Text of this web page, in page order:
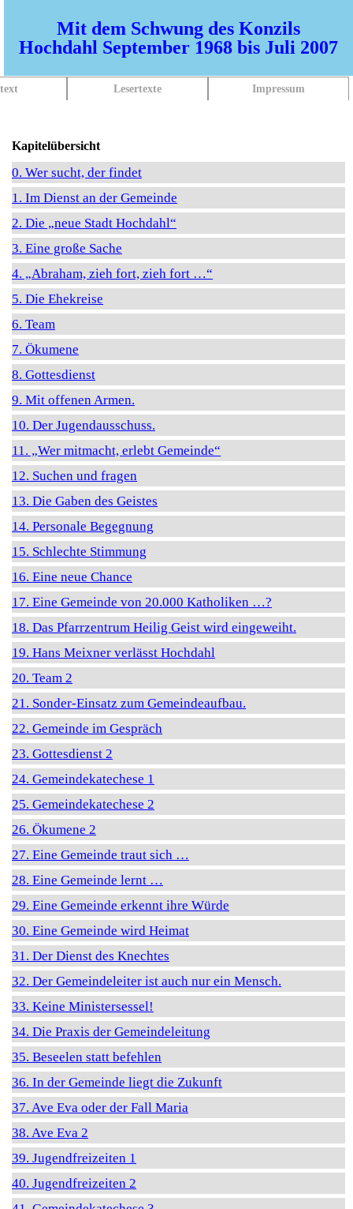
Mit dem Schwung des Konzils
Hochdahl September 1968 bis Juli 2007
Lesertexte Impressum
Kapitelübersicht
0. Wer sucht, der findet
1. Im Dienst an der Gemeinde
2. Die „neue Stadt Hochdahl“
3. Eine große Sache
4. „Abraham, zieh fort, zieh fort …“
5. Die Ehekreise
6. Team
7. Ökumene
8. Gottesdienst
9. Mit offenen Armen.
10. Der Jugendausschuss.
11. „Wer mitmacht, erlebt Gemeinde“
12. Suchen und fragen
13. Die Gaben des Geistes
14. Personale Begegnung
15. Schlechte Stimmung
16. Eine neue Chance
17. Eine Gemeinde von 20.000 Katholiken …?
18. Das Pfarrzentrum Heilig Geist wird eingeweiht.
19. Hans Meixner verlässt Hochdahl
20. Team 2
21. Sonder-Einsatz zum Gemeindeaufbau.
22. Gemeinde im Gespräch
23. Gottesdienst 2
24. Gemeindekatechese 1
25. Gemeindekatechese 2
26. Ökumene 2
27. Eine Gemeinde traut sich …
28. Eine Gemeinde lernt …
29. Eine Gemeinde erkennt ihre Würde
30. Eine Gemeinde wird Heimat
31. Der Dienst des Knechtes
32. Der Gemeindeleiter ist auch nur ein Mensch.
33. Keine Ministersessel!
34. Die Praxis der Gemeindeleitung
35. Beseelen statt befehlen
36. In der Gemeinde liegt die Zukunft
37. Ave Eva oder der Fall Maria
38. Ave Eva 2
39. Jugendfreizeiten 1
40. Jugendfreizeiten 2